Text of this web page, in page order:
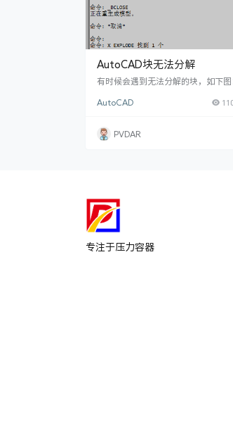
AutoCAD块无法分解
有时候会遇到无法分解的块，如下图
作呢？1：双击图块进入块进入块编
直接按快捷键CTRL+1，会弹出一个
话框，拉到最下面把允许分解里面
AutoCAD
PVDAR
专注于压力容器